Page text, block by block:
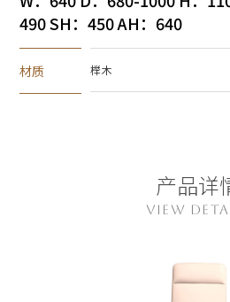
490 SH：450 AH：640
材质 榉木
产品详
VIEW